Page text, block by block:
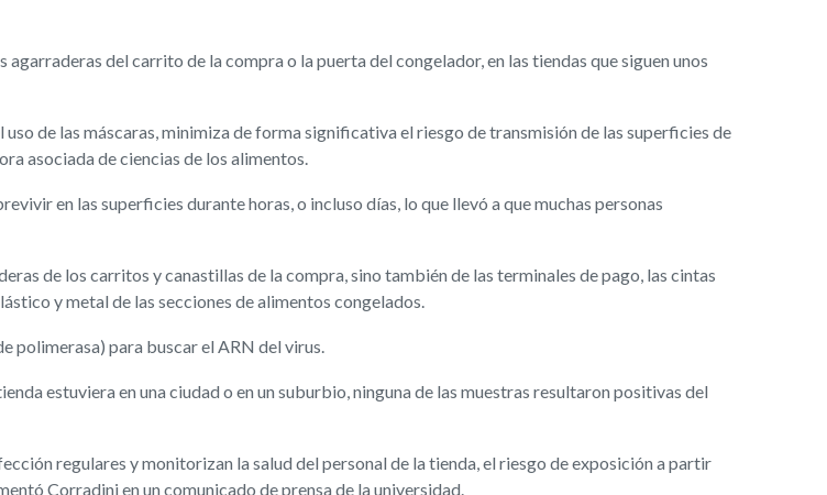
del carrito de la compra o la puerta del congelador, en las tiendas que siguen unos
de las máscaras, minimiza de forma significativa el riesgo de transmisión de las superficies de
asociada de ciencias de los alimentos.
en las superficies durante horas, o incluso días, lo que llevó a que muchas personas
de los carritos y canastillas de la compra, sino también de las terminales de pago, las cintas
y metal de las secciones de alimentos congelados.
polimerasa) para buscar el ARN del virus.
estuviera en una ciudad o en un suburbio, ninguna de las muestras resultaron positivas del
regulares y monitorizan la salud del personal de la tienda, el riesgo de exposición a partir
Corradini en un comunicado de prensa de la universidad.